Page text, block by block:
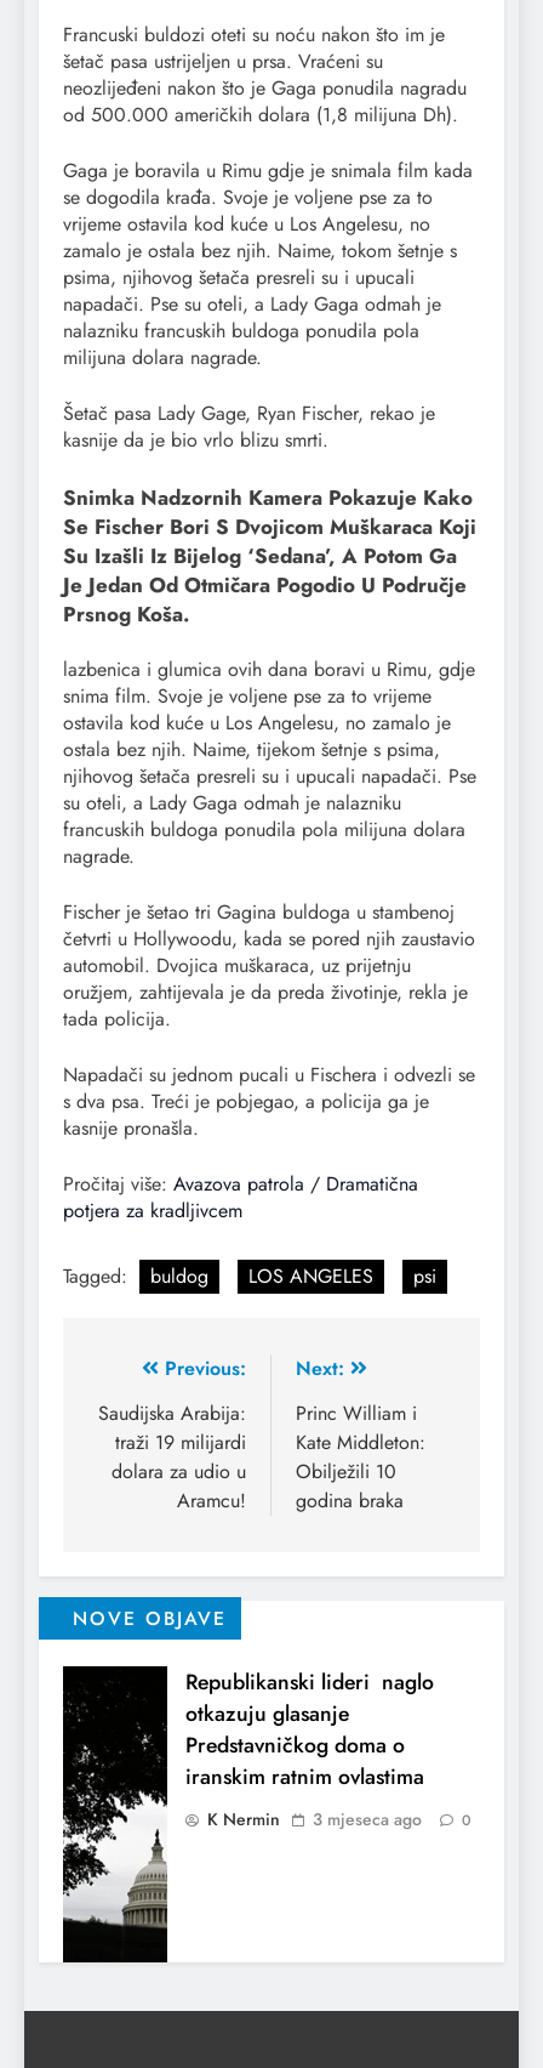
Francuski buldozi oteti su noću nakon što im je
šetač pasa ustrijeljen u prsa. Vraćeni su
neozlijeđeni nakon što je Gaga ponudila nagradu
od 500.000 američkih dolara (1,8 milijuna Dh).
Gaga je boravila u Rimu gdje je snimala film kada
se dogodila krađa. Svoje je voljene pse za to
vrijeme ostavila kod kuće u Los Angelesu, no
zamalo je ostala bez njih. Naime, tokom šetnje s
psima, njihovog šetača presreli su i upucali
napadači. Pse su oteli, a Lady Gaga odmah je
nalazniku francuskih buldoga ponudila pola
milijuna dolara nagrade.
Šetač pasa Lady Gage, Ryan Fischer, rekao je
kasnije da je bio vrlo blizu smrti.
Snimka Nadzornih Kamera Pokazuje Kako
Se Fischer Bori S Dvojicom Muškaraca Koji
Su Izašli Iz Bijelog ‘sedana’, A Potom Ga
Je Jedan Od Otmičara Pogodio U Područje
Prsnog Koša.
lazbenica i glumica ovih dana boravi u Rimu, gdje
snima film. Svoje je voljene pse za to vrijeme
ostavila kod kuće u Los Angelesu, no zamalo je
ostala bez njih. Naime, tijekom šetnje s psima,
njihovog šetača presreli su i upucali napadači. Pse
su oteli, a Lady Gaga odmah je nalazniku
francuskih buldoga ponudila pola milijuna dolara
nagrade.
Fischer je šetao tri Gagina buldoga u stambenoj
četvrti u Hollywoodu, kada se pored njih zaustavio
automobil. Dvojica muškaraca, uz prijetnju
oružjem, zahtijevala je da preda životinje, rekla je
tada policija.
Napadači su jednom pucali u Fischera i odvezli se
s dva psa. Treći je pobjegao, a policija ga je
kasnije pronašla.
Pročitaj više: Avazova patrola / Dramatična
potjera za kradljivcem
Tagged: buldog LOS ANGELES psi
Previous:
Saudijska Arabija:
traži 19 milijardi
dolara za udio u
Aramcu!
Next:
Princ William i
Kate Middleton:
Obilježili 10
godina braka
NOVE OBJAVE
Republikanski lideri naglo
otkazuju glasanje
Predstavničkog doma o
iranskim ratnim ovlastima
K Nermin 3 mjeseca ago 0